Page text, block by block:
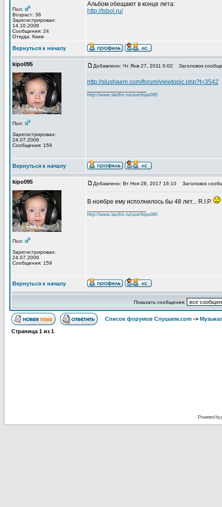
Пол:
Возраст: 36
Зарегистрирован:
14.10.2008
Сообщения: 24
Откуда: Киев
Альбом обещают в конце лета:
http://tsbol.ru/
Вернуться к началу
kipo095
Пол:
Зарегистрирован:
24.07.2006
Сообщения: 159
Добавлено: Чт Янв 27, 2011 0:02 Заголовок
http://slushaem.com/forum/viewtopic.php?t=3542
http://www.lastfm.ru/user/kipo095
Вернуться к началу
kipo095
Пол:
Зарегистрирован:
24.07.2006
Сообщения: 159
Добавлено: Вт Ноя 28, 2017 16:10 Заголовок
В ноябре ему исполнилось бы 48 лет... R.I.P.
http://www.lastfm.ru/user/kipo095
Вернуться к началу
Показать сообщения:
Список форумов Слушаем.com ->
Страница 1 из 1
Powered by